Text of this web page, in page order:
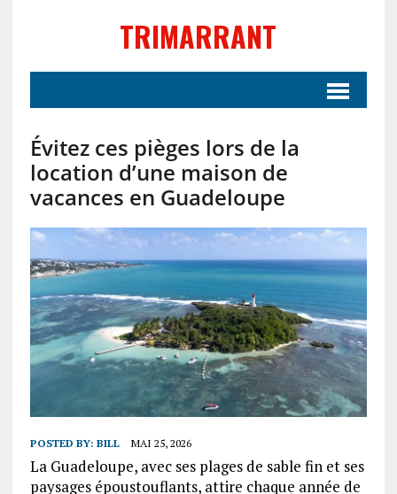
TRIMARRANT
Évitez ces pièges lors de la
location d’une maison de
vacances en Guadeloupe
POSTED BY: BILL MAI 25, 2026
La Guadeloupe, avec ses plages de sable fin et ses
paysages époustouflants, attire chaque année de